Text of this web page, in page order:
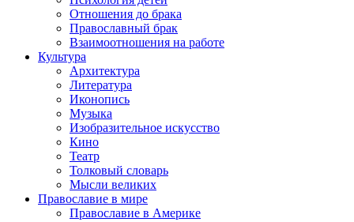
Отношения до брака
Православный брак
Взаимоотношения на работе
Культура
Архитектура
Литература
Иконопись
Музыка
Изобразительное искусство
Кино
Театр
Толковый словарь
Мысли великих
Православие в мире
Православие в Америке